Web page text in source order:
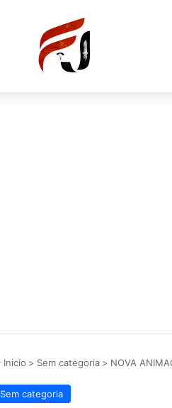
Inicio > Sem categoria > NOVA
Sem categoria